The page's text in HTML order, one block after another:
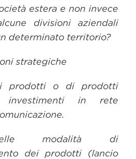
estera e non invece
divisioni aziendali
determinato territorio?
strategiche
prodotti o di prodotti
investimenti in rete
modalità di
dei prodotti (lancio